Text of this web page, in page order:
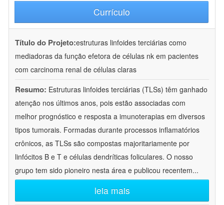
Currículo
Título do Projeto:estruturas linfoides terciárias como
mediadoras da função efetora de células nk em pacientes
com carcinoma renal de células claras
Resumo: Estruturas linfoides terciárias (TLSs) têm ganhado
atenção nos últimos anos, pois estão associadas com
melhor prognóstico e resposta a imunoterapias em diversos
tipos tumorais. Formadas durante processos inflamatórios
crônicos, as TLSs são compostas majoritariamente por
linfócitos B e T e células dendríticas foliculares. O nosso
grupo tem sido pioneiro nesta área e publicou recentem...
leia mais